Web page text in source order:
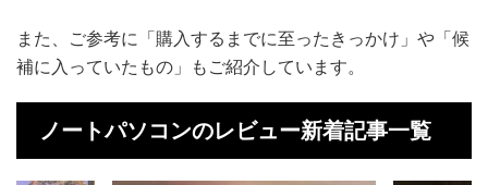
また、ご参考に「購入するまでに至ったきっかけ」や「候
補に入っていたもの」もご紹介しています。
ノートパソコンのレビュー新着記事一覧